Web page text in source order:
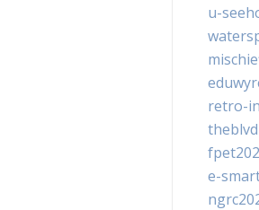
u-
retro-
e-